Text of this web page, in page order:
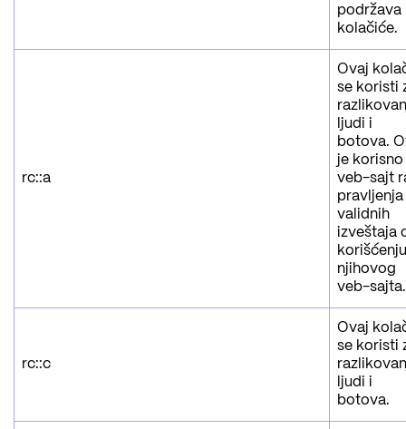
podržava
kolačiće.
rc::a
Ovaj
se koristi
ljudi i
botova.
je korisno
veb-sajt
pravljenja
validnih
izveštaja
korišćenju
njihovog
veb-sajta.
rc::c
Ovaj
se koristi
ljudi i
botova.